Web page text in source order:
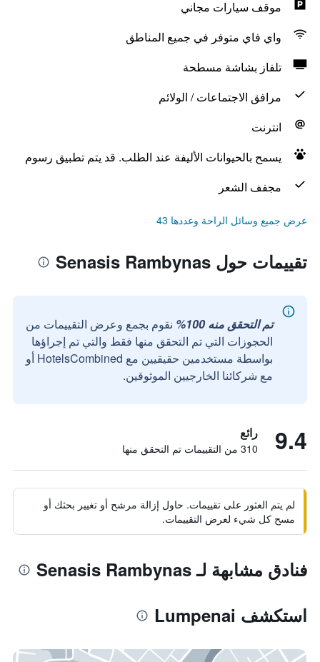
موقف سيارات مجاني
واي فاي متوفر في جميع المناطق
تلفاز بشاشة مسطحة
مرافق الاجتماعات / الولائم
انترنت
يسمح بالحيوانات الأليفة عند الطلب. قد يتم تطبيق رسوم
مجفف الشعر
عرض جميع وسائل الراحة وعددها 43
تقييمات حول Senasis Rambynas
تم التحقق منه 100%
نقوم بجمع وعرض التقييمات من
الحجوزات التي تم التحقق منها فقط والتي تم إجراؤها
بواسطة مستخدمين حقيقيين مع HotelsCombined أو
مع شركائنا الخارجيين الموثوقين.
9.4 رائع
310 من التقييمات تم التحقق منها
لم يتم العثور على تقييمات. حاول إزالة مرشح أو تغيير بحثك أو
مسح كل شيء لعرض التقييمات.
فنادق مشابهة لـ Senasis Rambynas
استكشف Lumpenai